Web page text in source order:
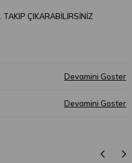
TAKIP ÇIKARABİLİRSİNİZ